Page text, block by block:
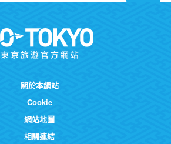
關於本網站
Cookie
網站地圖
相關連結